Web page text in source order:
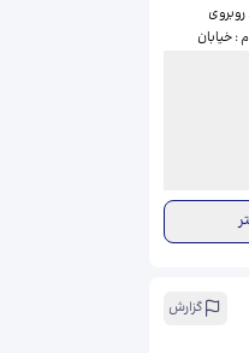
طبقه سوم واحدچهار شعبه دوم : خیابان
گزارش